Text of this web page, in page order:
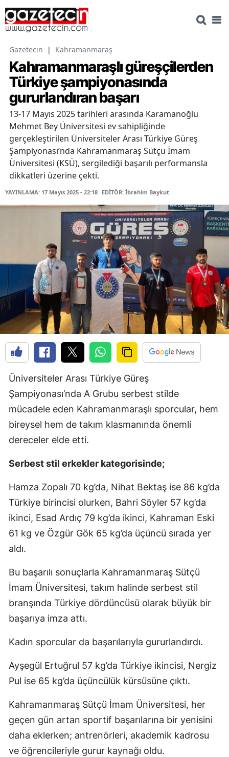
Gazetecin | Kahramanmaraş
Kahramanmaraşlı güreşçilerden
Türkiye şampiyonasında
gururlandıran başarı
13-17 Mayıs 2025 tarihleri arasında Karamanoğlu
Mehmet Bey Üniversitesi ev sahipliğinde
gerçekleştirilen Üniversiteler Arası Türkiye Güreş
Şampiyonası’nda Kahramanmaraş Sütçü İmam
Üniversitesi (KSÜ), sergilediği başarılı performansla
dikkatleri üzerine çekti.
YAYINLAMA: 17 Mayıs 2025 - 22:18 EDİTÖR: İbrahim Baykut
Üniversiteler Arası Türkiye Güreş
Şampiyonası’nda A Grubu serbest stilde
mücadele eden Kahramanmaraşlı sporcular, hem
bireysel hem de takım klasmanında önemli
dereceler elde etti.
Serbest stil erkekler kategorisinde;
Hamza Zopalı 70 kg’da, Nihat Bektaş ise 86 kg’da
Türkiye birincisi olurken, Bahri Söyler 57 kg’da
ikinci, Esad Ardıç 79 kg’da ikinci, Kahraman Eski
61 kg ve Özgür Gök 65 kg’da üçüncü sırada yer
aldı.
Bu başarılı sonuçlarla Kahramanmaraş Sütçü
İmam Üniversitesi, takım halinde serbest stil
branşında Türkiye dördüncüsü olarak büyük bir
başarıya imza attı.
Kadın sporcular da başarılarıyla gururlandırdı.
Ayşegül Ertuğrul 57 kg’da Türkiye ikincisi, Nergiz
Pul ise 65 kg’da üçüncülük kürsüsüne çıktı.
Kahramanmaraş Sütçü İmam Üniversitesi, her
geçen gün artan sportif başarılarına bir yenisini
daha eklerken; antrenörleri, akademik kadrosu
ve öğrencileriyle gurur kaynağı oldu.